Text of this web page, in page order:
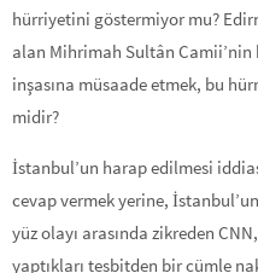
hürriyetini göster­miyor mu?
alan Mih­rimah Sultân Camii’nin
inşasına müsaade etmek, bu
midir?
İstanbul’un harap edilmesi
cevap vermek yerine,
yüz olayı arasında zikreden
yaptıkları tesbitden bir cümle